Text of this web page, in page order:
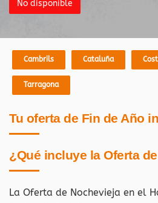
No disponible
Cambrils Cataluña
Tarragona
Tu oferta de Fin de Año
¿Qué incluye la Oferta
La Oferta de Nochevieja en el